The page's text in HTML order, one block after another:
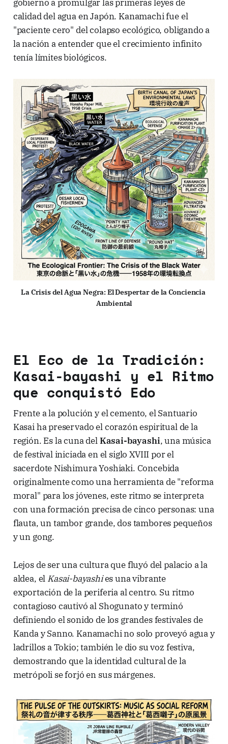
gobierno a promulgar las primeras leyes de
calidad del agua en Japón. Kanamachi fue el
"paciente cero" del colapso ecológico, obligando a
la nación a entender que el crecimiento infinito
tenía límites biológicos.
La Crisis del Agua Negra: El Despertar de la Conciencia
Ambiental
El Eco de la Tradición:
Kasai-bayashi y el Ritmo
que conquistó Edo
Frente a la polución y el cemento, el Santuario
Kasai ha preservado el corazón espiritual de la
región. Es la cuna delKasai-bayashi, una música
de festival iniciada en el siglo XVIII por el
sacerdote Nishimura Yoshiaki. Concebida
originalmente como una herramienta de "reforma
moral" para los jóvenes, este ritmo se interpreta
con una formación precisa de cinco personas: una
flauta, un tambor grande, dos tambores pequeños
y un gong.
Lejos de ser una cultura que fluyó del palacio a la
aldea, el Kasai-bayashies una vibrante
exportación de la periferia al centro. Su ritmo
contagioso cautivó al Shogunato y terminó
definiendo el sonido de los grandes festivales de
Kanda y Sanno. Kanamachi no solo proveyó agua y
ladrillos a Tokio; también le dio su voz festiva,
demostrando que la identidad cultural de la
metrópoli se forjó en sus márgenes.